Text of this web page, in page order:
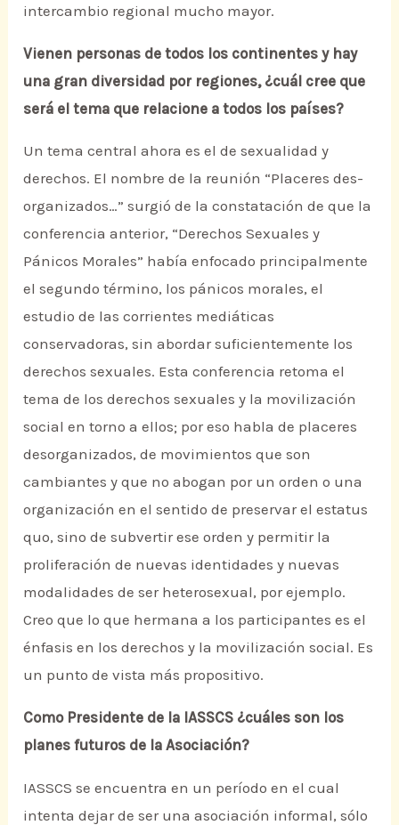
intercambio regional mucho mayor.
Vienen personas de todos los continentes y hay
una gran diversidad por regiones, ¿cuál cree que
será el tema que relacione a todos los países?
Un tema central ahora es el de sexualidad y
derechos. El nombre de la reunión “Placeres des-
organizados…” surgió de la constatación de que la
conferencia anterior, “Derechos Sexuales y
Pánicos Morales” había enfocado principalmente
el segundo término, los pánicos morales, el
estudio de las corrientes mediáticas
conservadoras, sin abordar suficientemente los
derechos sexuales. Esta conferencia retoma el
tema de los derechos sexuales y la movilización
social en torno a ellos; por eso habla de placeres
desorganizados, de movimientos que son
cambiantes y que no abogan por un orden o una
organización en el sentido de preservar el estatus
quo, sino de subvertir ese orden y permitir la
proliferación de nuevas identidades y nuevas
modalidades de ser heterosexual, por ejemplo.
Creo que lo que hermana a los participantes es el
énfasis en los derechos y la movilización social. Es
un punto de vista más propositivo.
Como Presidente de la IASSCS ¿cuáles son los
planes futuros de la Asociación?
IASSCS se encuentra en un período en el cual
intenta dejar de ser una asociación informal, sólo